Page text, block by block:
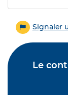
Signaler
Le